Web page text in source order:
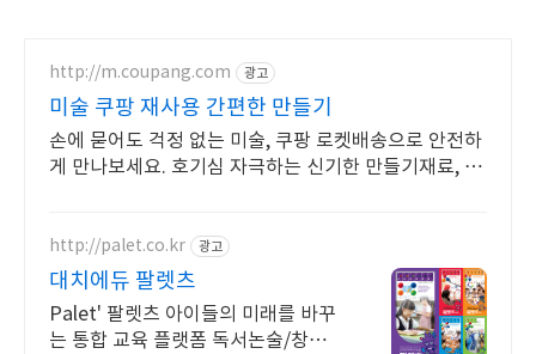
http://m.coupang.com 광고
미술 쿠팡 재사용 간편한 만들기
손에 묻어도 걱정 없는 미술, 쿠팡 로켓배송으로 안전하
게 만나보세요. 호기심 자극하는 신기한 만들기재료, 와
http://palet.co.kr 광고
대치에듀 팔렛츠
Palet' 팔렛츠 아이들의 미래를 바꾸
는 통합 교육 플랫폼 독서논술/창의